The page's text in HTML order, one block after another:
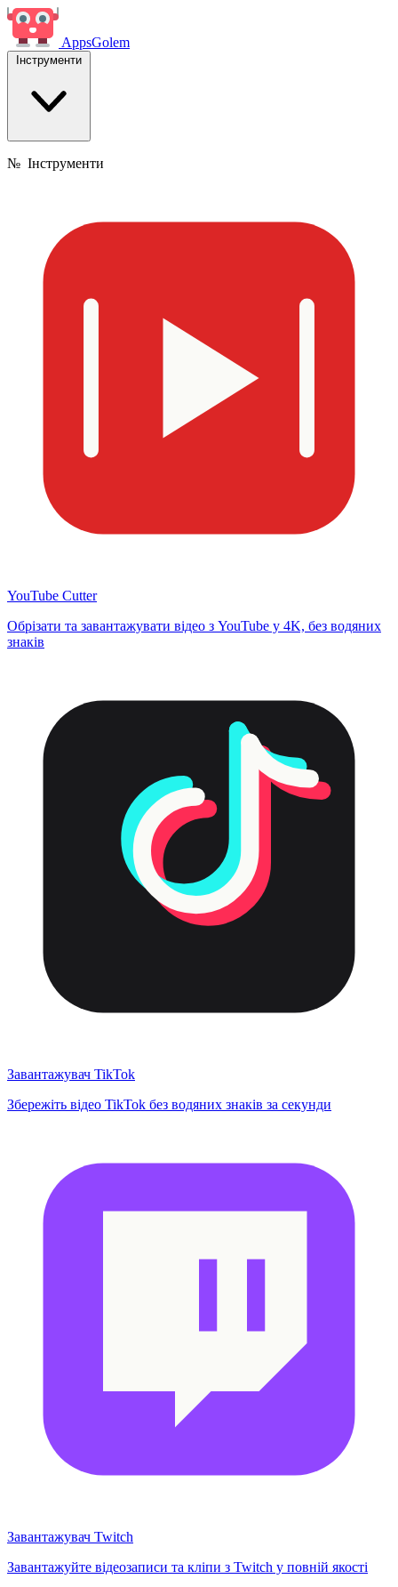
AppsGolem
Інструменти
№ Інструменти
YouTube Cutter
Обрізати та завантажувати відео з YouTube у 4K, без водяних
знаків
Завантажувач TikTok
Збережіть відео TikTok без водяних знаків за секунди
Завантажувач Twitch
Завантажуйте відеозаписи та кліпи з Twitch у повній якості